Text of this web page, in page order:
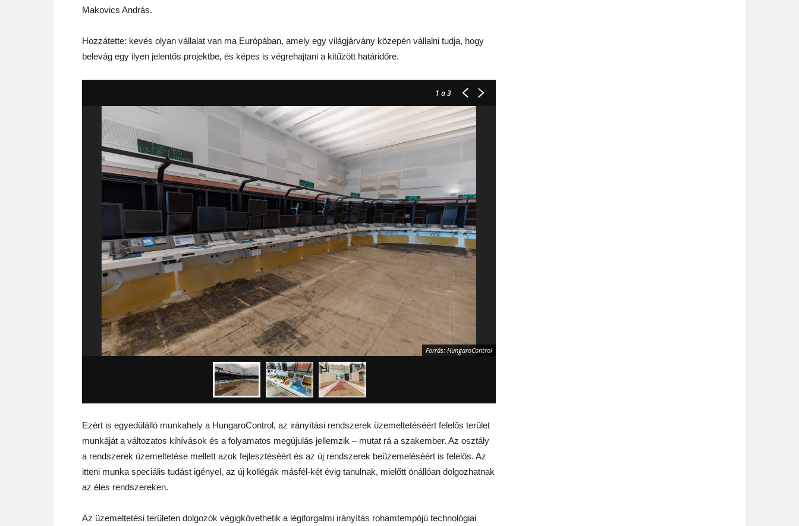
Makovics András.
Hozzátette: kevés olyan vállalat van ma Európában, amely egy világjárvány közepén vállalni tudja, hogy
belevág egy ilyen jelentős projektbe, és képes is végrehajtani a kitűzött határidőre.
1 a 3
Forrás: HungaroControl
Ezért is egyedülálló munkahely a HungaroControl, az irányítási rendszerek üzemeltetéséért felelős terület
munkáját a változatos kihívások és a folyamatos megújulás jellemzik – mutat rá a szakember. Az osztály
a rendszerek üzemeltetése mellett azok fejlesztéséért és az új rendszerek beüzemeléséért is felelős. Az
itteni munka speciális tudást igényel, az új kollégák másfél-két évig tanulnak, mielőtt önállóan dolgozhatnak
az éles rendszereken.
Az üzemeltetési területen dolgozók végigkövethetik a légiforgalmi irányítás rohamtempójú technológiai